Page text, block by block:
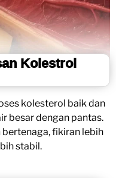
Kolestrol
kolesterol baik dan
besar dengan pantas.
bertenaga, fikiran lebih
stabil.